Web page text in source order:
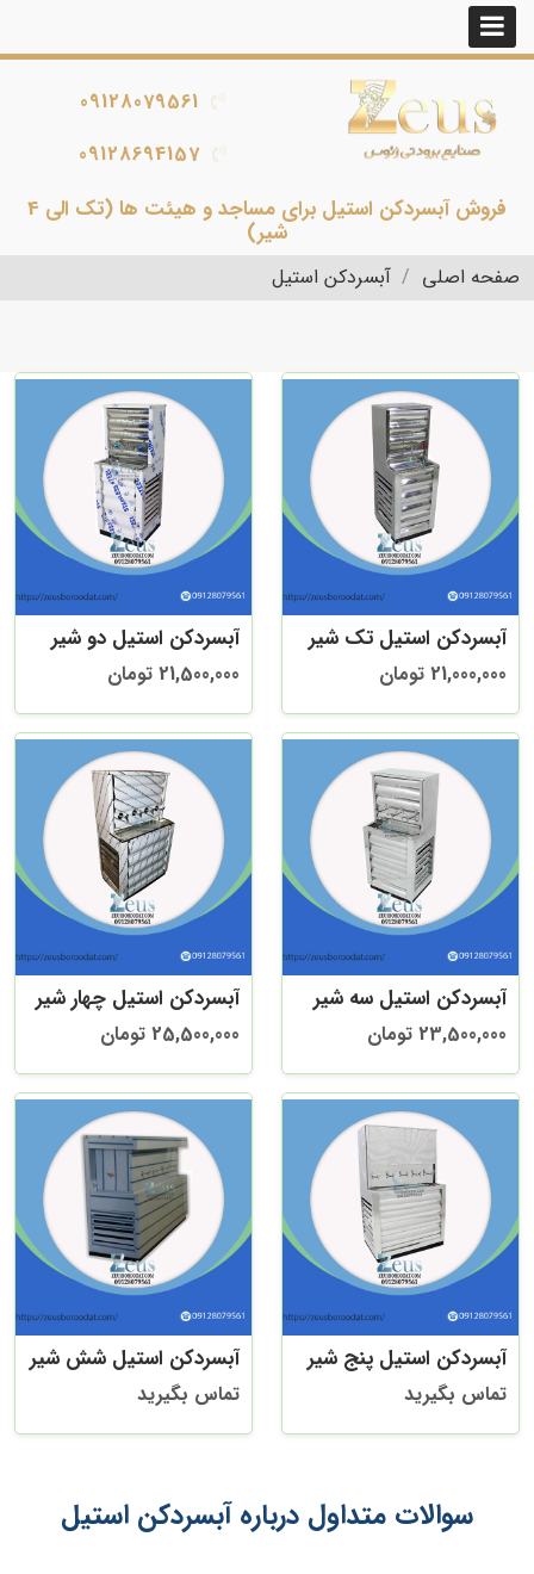
فروش آبسردکن استیل برای مساجد و هیئت ها (تک الی 4
شیر)
09128079561
09128694157
صفحه اصلی آبسردکن استیل
آبسردکن استیل تک شیر
21,000,000 تومان
آبسردکن استیل دو شیر
21,500,000 تومان
آبسردکن استیل سه شیر
23,500,000 تومان
آبسردکن استیل چهار شیر
25,500,000 تومان
آبسردکن استیل پنج شیر
تماس بگیرید
آبسردکن استیل شش شیر
تماس بگیرید
سوالات متداول درباره آبسردکن استیل